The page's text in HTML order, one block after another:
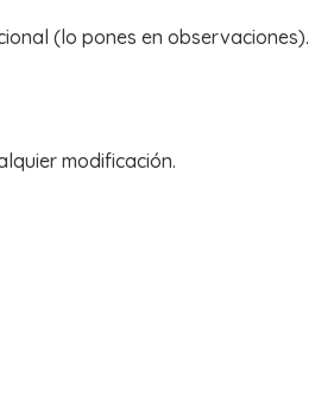
(lo pones en observaciones).
modificación.